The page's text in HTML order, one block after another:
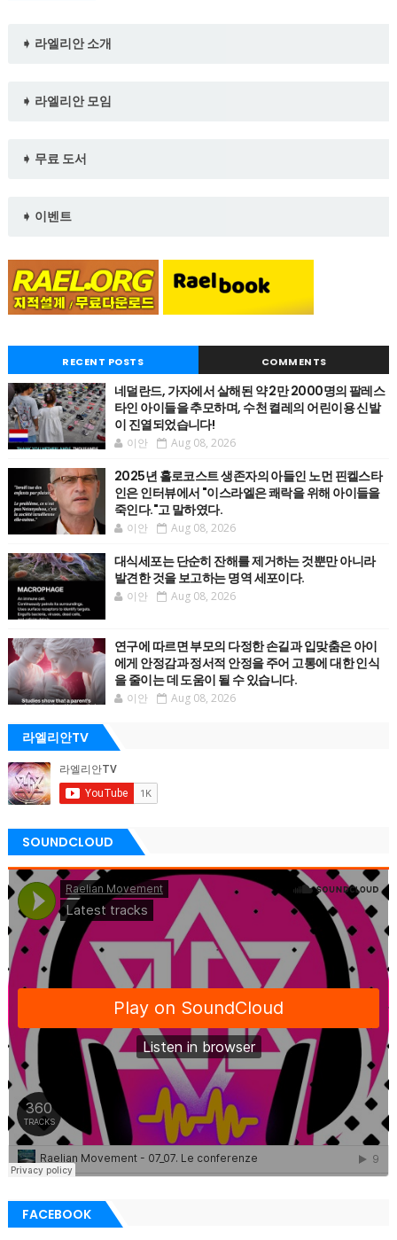
➧ 라엘리안 소개
➧ 라엘리안 모임
➧ 무료 도서
➧ 이벤트
RECENT POSTS COMMENTS
네덜란드, 가자에서 살해된 약 2만 2000명의 팔레스
타인 아이들을 추모하며, 수천 켤레의 어린이용 신발
이 진열되었습니다!
이안 Aug 08, 2026
2025년 홀로코스트 생존자의 아들인 노먼 핀켈스타
인은 인터뷰에서 "이스라엘은 쾌락을 위해 아이들을
죽인다."고 말하였다.
이안 Aug 08, 2026
대식세포는 단순히 잔해를 제거하는 것뿐만 아니라
발견한 것을 보고하는 명역 세포이다.
이안 Aug 08, 2026
연구에 따르면 부모의 다정한 손길과 입맞춤은 아이
에게 안정감과 정서적 안정을 주어 고통에 대한 인식
을 줄이는 데 도움이 될 수 있습니다.
이안 Aug 08, 2026
라엘리안TV
SOUNDCLOUD
FACEBOOK